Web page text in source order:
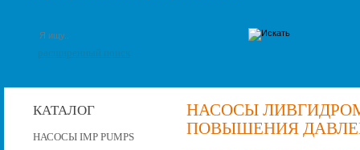
КАТАЛОГ
НАСОСЫ IMP PUMPS
НАСОСЫ
ПОВЫШЕНИЯ